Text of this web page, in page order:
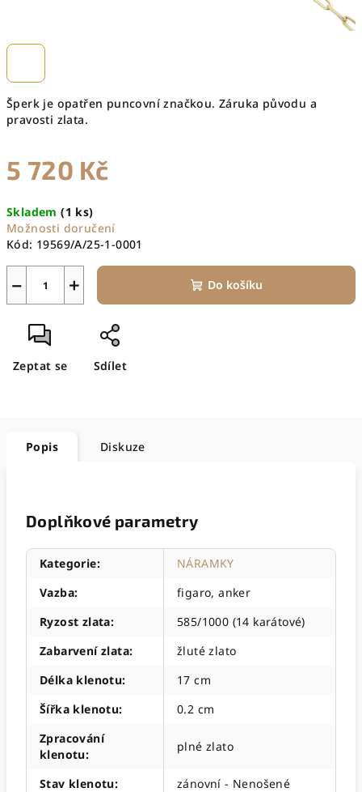
Šperk je opatřen puncovní značkou. Záruka původu a
pravosti zlata.
5 720 Kč
cena:
Skladem(1 ks)
Možnosti doručení
Kód: 19569/A/25-1-0001
+
− Do košíku
Zeptat se Sdílet
Popis Diskuze
Doplňkové parametry
Kategorie:
NÁRAMKY
Vazba:
figaro, anker
Ryzost zlata:
585/1000 (14 karátové)
Zabarvení zlata:
žluté zlato
Délka klenotu:
17 cm
Šířka klenotu:
0.2 cm
Zpracování
klenotu:
plné zlato
Stav klenotu: zánovní - Nenošené